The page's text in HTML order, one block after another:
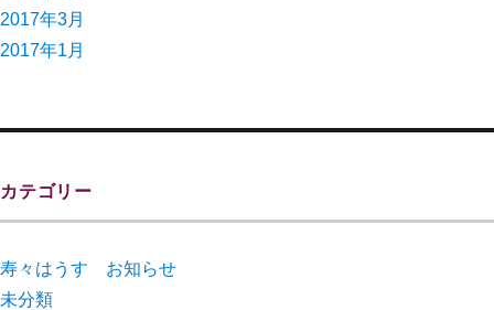
2017年3月
2017年1月
カテゴリー
寿々はうす お知らせ
未分類